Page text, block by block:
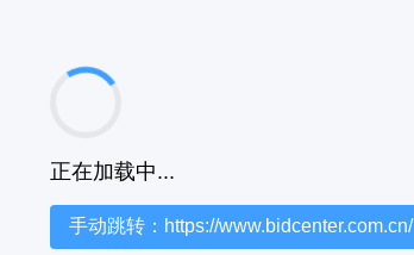
正在加载中...
手动跳转：https://www.bidcenter.com.cn/